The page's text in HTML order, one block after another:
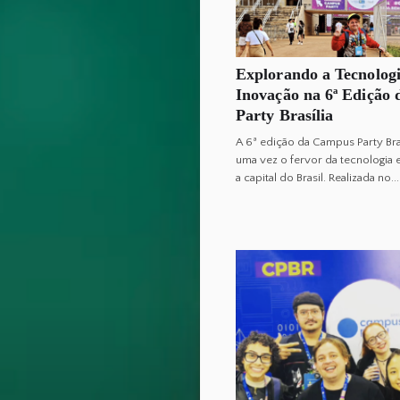
Explorando a
Inovação na 6ª Edição
Party Brasília
A 6ª edição da Campus Party
uma vez o fervor da tecnologia
a capital do Brasil. Realizada no...